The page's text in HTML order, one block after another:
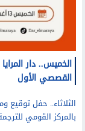
الخميس.. دار
القصصي الأول